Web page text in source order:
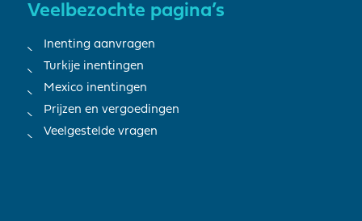
Veelbezochte pagina’s
Inenting aanvragen
Turkije inentingen
Mexico inentingen
Prijzen en vergoedingen
Veelgestelde vragen